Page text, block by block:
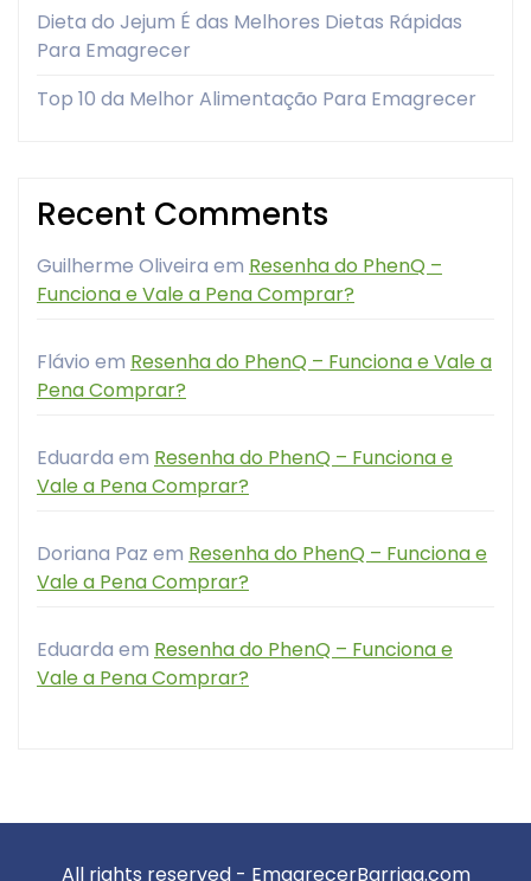
Dieta do Jejum É das Melhores Dietas Rápidas
Para Emagrecer
Top 10 da Melhor Alimentação Para Emagrecer
Recent Comments
Guilherme Oliveira em Resenha do PhenQ –
Funciona e Vale a Pena Comprar?
Flávio em Resenha do PhenQ – Funciona e Vale a
Pena Comprar?
Eduarda em Resenha do PhenQ – Funciona e
Vale a Pena Comprar?
Doriana Paz em Resenha do PhenQ – Funciona e
Vale a Pena Comprar?
Eduarda em Resenha do PhenQ – Funciona e
Vale a Pena Comprar?
All rights reserved - EmagrecerBarriga.com